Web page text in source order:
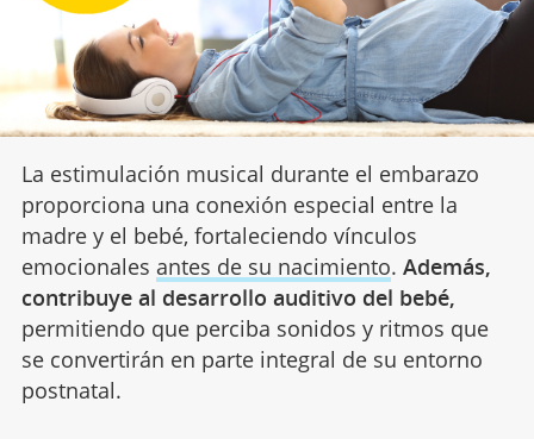
La estimulación musical durante el embarazo
proporciona una conexión especial entre la
madre y el bebé, fortaleciendo vínculos
emocionales antes de su nacimiento. Además,
contribuye al desarrollo auditivo del bebé,
permitiendo que perciba sonidos y ritmos que
se convertirán en parte integral de su entorno
postnatal.